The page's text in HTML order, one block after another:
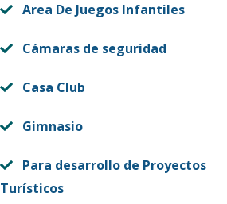
Area De Juegos Infantiles
Cámaras de seguridad
Casa Club
Gimnasio
Para desarrollo de Proyectos
Turísticos